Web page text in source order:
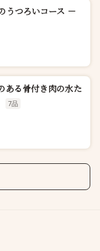
うつろいコース －
ある骨付き肉の水た
7品